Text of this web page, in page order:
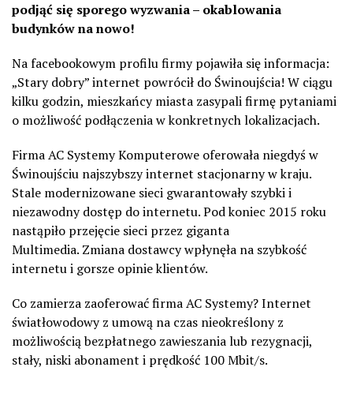
podjąć się sporego wyzwania – okablowania
budynków na nowo!
Na facebookowym profilu firmy pojawiła się informacja:
„Stary dobry” internet powrócił do Świnoujścia! W ciągu
kilku godzin, mieszkańcy miasta zasypali firmę pytaniami
o możliwość podłączenia w konkretnych lokalizacjach.
Firma AC Systemy Komputerowe oferowała niegdyś w
Świnoujściu najszybszy internet stacjonarny w kraju.
Stale modernizowane sieci gwarantowały szybki i
niezawodny dostęp do internetu. Pod koniec 2015 roku
nastąpiło przejęcie sieci przez giganta
Multimedia. Zmiana dostawcy wpłynęła na szybkość
internetu i gorsze opinie klientów.
Co zamierza zaoferować firma AC Systemy? Internet
światłowodowy z umową na czas nieokreślony z
możliwością bezpłatnego zawieszania lub rezygnacji,
stały, niski abonament i prędkość 100 Mbit/s.